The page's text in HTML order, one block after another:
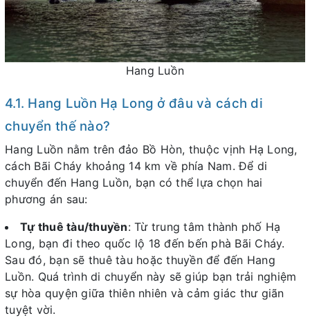
Hang Luồn
4.1. Hang Luồn Hạ Long ở đâu và cách di
chuyển thế nào?
Hang Luồn nằm trên đảo Bồ Hòn, thuộc vịnh Hạ Long,
cách Bãi Cháy khoảng 14 km về phía Nam. Để di
chuyển đến Hang Luồn, bạn có thể lựa chọn hai
phương án sau:
Tự thuê tàu/thuyền: Từ trung tâm thành phố Hạ
Long, bạn đi theo quốc lộ 18 đến bến phà Bãi Cháy.
Sau đó, bạn sẽ thuê tàu hoặc thuyền để đến Hang
Luồn. Quá trình di chuyển này sẽ giúp bạn trải nghiệm
sự hòa quyện giữa thiên nhiên và cảm giác thư giãn
tuyệt vời.